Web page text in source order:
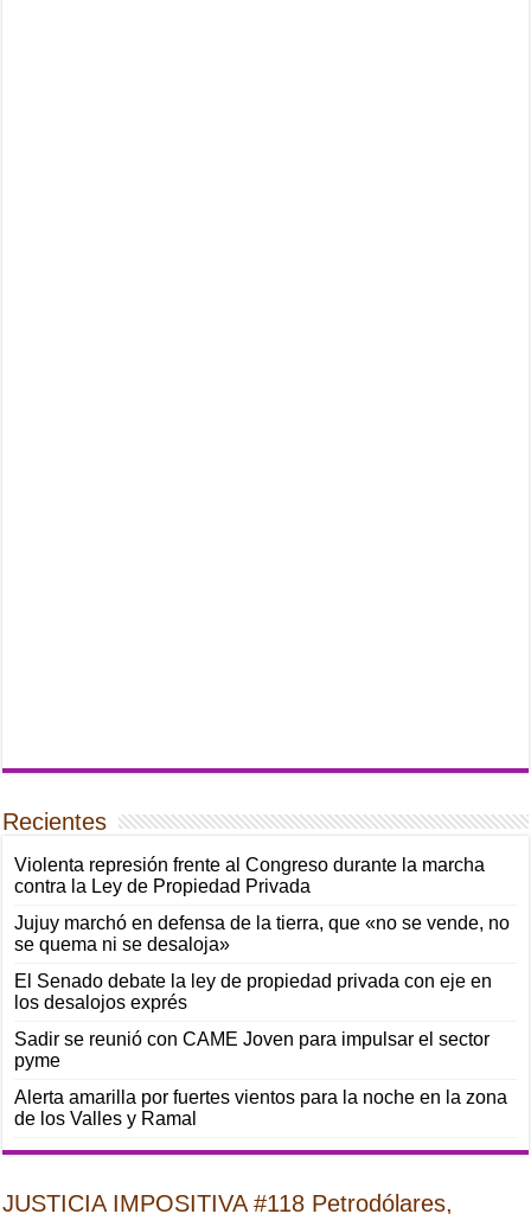
Recientes
Violenta represión frente al Congreso durante la marcha
contra la Ley de Propiedad Privada
Jujuy marchó en defensa de la tierra, que «no se vende, no
se quema ni se desaloja»
El Senado debate la ley de propiedad privada con eje en
los desalojos exprés
Sadir se reunió con CAME Joven para impulsar el sector
pyme
Alerta amarilla por fuertes vientos para la noche en la zona
de los Valles y Ramal
JUSTICIA IMPOSITIVA #118 Petrodólares,